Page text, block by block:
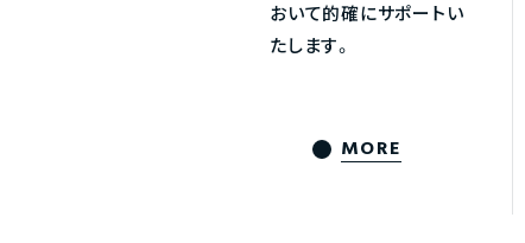
おいて的確にサポートい
たします。
MORE